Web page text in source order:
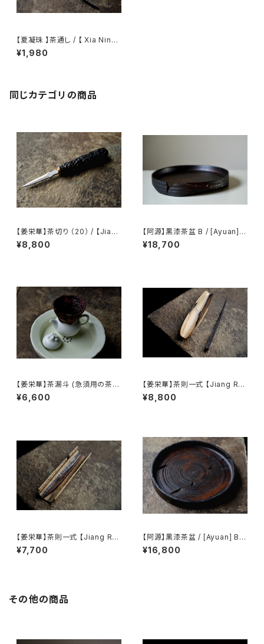
【夏凝珠 】茶通し / 【 Xia Ningz
hu 】Tea needle
¥1,980
同じカテゴリの商品
【姜栄華】茶切り （20） / 【Jiang
Ronghua】Tea knife（20）
¥8,800
【阿源】黒漆茶盆 B / [Ayuan] B
lack Lacquer Tea Tray B
¥18,700
【姜栄華】茶漏斗 (急須用の茶葉
じょうご) / 【Jiang Ronghua】
Tea Funnel
¥6,600
【姜栄華】茶則一式 【Jiang Ro
nghua】A complete tea tray
set
¥8,800
【姜栄華】茶則一式 【Jiang Ro
nghua】A complete tea tray
set
¥7,700
【阿源】黒漆茶盆 / [Ayuan] Bla
ck Lacquer Tea Tray
¥16,800
その他の商品